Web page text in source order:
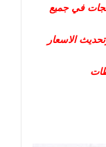
في جميع
الاسعار